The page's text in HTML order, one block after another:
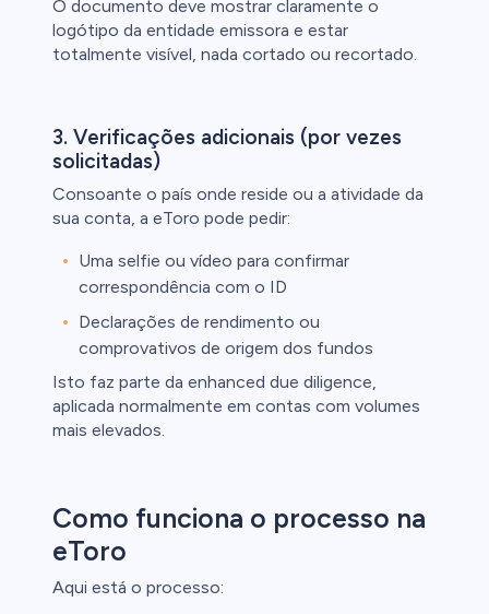
O documento deve mostrar claramente o
logótipo da entidade emissora e estar
totalmente visível, nada cortado ou recortado.
3. Verificações adicionais (por vezes
solicitadas)
Consoante o país onde reside ou a atividade da
sua conta, a eToro pode pedir:
Uma selfie ou vídeo para confirmar
correspondência com o ID
Declarações de rendimento ou
comprovativos de origem dos fundos
Isto faz parte da enhanced due diligence,
aplicada normalmente em contas com volumes
mais elevados.
Como funciona o processo na
eToro
Aqui está o processo: